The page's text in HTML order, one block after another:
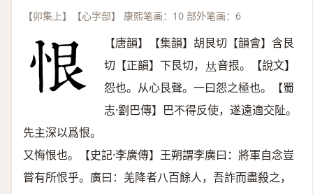
【卯集上】【心字部】 康熙笔画：10 部外笔画：6
【唐韻】【集韻】胡艮切【韻會】含艮
切【正韻】下艮切， 𠀤音拫。【說文】
怨也。从心艮聲。一曰怨之極也。【蜀
志·劉巴傳】巴不得反使，遂遠適交阯。
先主深以爲恨。
又悔恨也。【史記·李廣傳】王朔謂李廣曰：將軍自念豈
嘗有所恨乎。廣曰：羌降者八百餘人，吾詐而盡殺之，